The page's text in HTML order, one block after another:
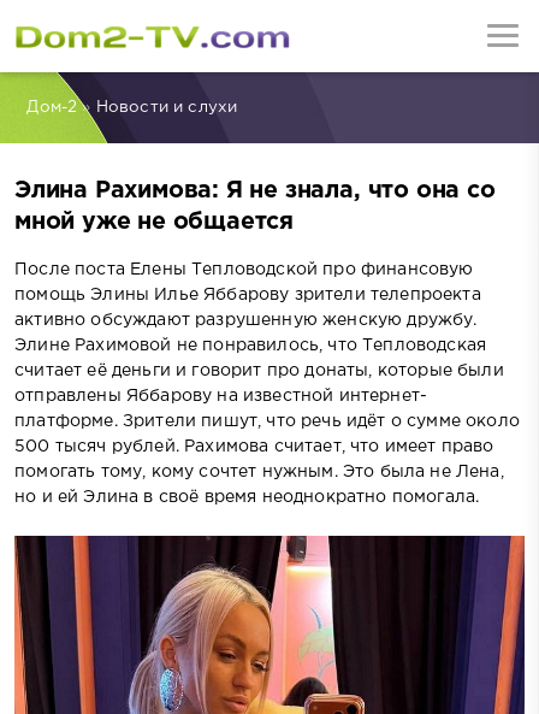
Дом-2» Новости и слухи
Элина Рахимова: Я не знала, что она со
мной уже не общается
После поста Елены Тепловодской про финансовую
помощь Элины Илье Яббарову зрители телепроекта
активно обсуждают разрушенную женскую дружбу.
Элине Рахимовой не понравилось, что Тепловодская
считает её деньги и говорит про донаты, которые были
отправлены Яббарову на известной интернет-
платформе. Зрители пишут, что речь идёт о сумме около
500 тысяч рублей. Рахимова считает, что имеет право
помогать тому, кому сочтет нужным. Это была не Лена,
но и ей Элина в своё время неоднократно помогала.